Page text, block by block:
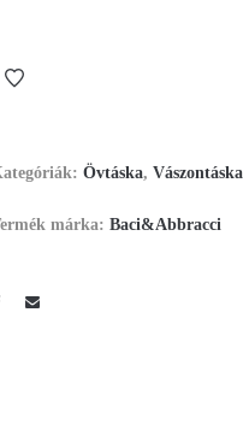
Övtáska, Vászontáska
márka: Baci&Abbracci